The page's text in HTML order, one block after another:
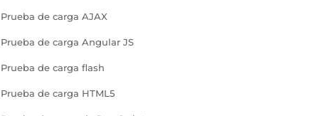
Prueba de carga AJAX
Prueba de carga Angular JS
Prueba de carga flash
Prueba de carga HTML5